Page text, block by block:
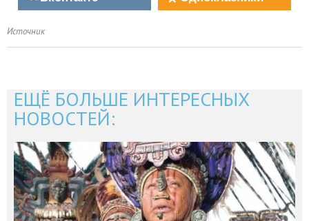
Источник
ЕЩЁ БОЛЬШЕ ИНТЕРЕСНЫХ
НОВОСТЕЙ: